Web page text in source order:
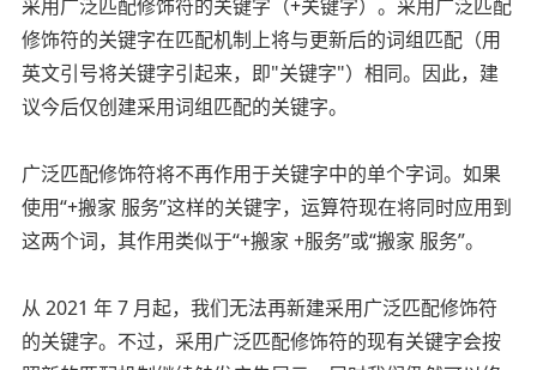
采用广泛匹配修饰符的关键字（+关键字）。采用广泛匹配
修饰符的关键字在匹配机制上将与更新后的词组匹配（用
英文引号将关键字引起来，即"关键字"）相同。因此，建
议今后仅创建采用词组匹配的关键字。
广泛匹配修饰符将不再作用于关键字中的单个字词。如果
使用“+搬家 服务”这样的关键字，运算符现在将同时应用到
这两个词，其作用类似于“+搬家 +服务”或“搬家 服务”。
从 2021 年 7 月起，我们无法再新建采用广泛匹配修饰符
的关键字。不过，采用广泛匹配修饰符的现有关键字会按